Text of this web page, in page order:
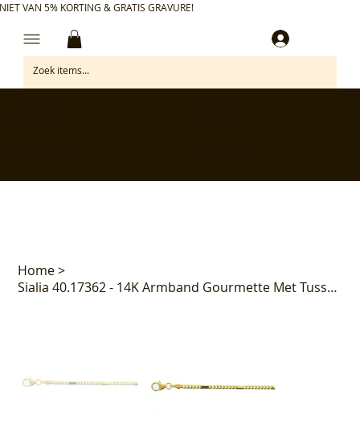
VAN 5% KORTING & GRATIS GRAVURE!
Home>
Sialia 40.17362 - 14K Armband Gourmette Met Tussenstuk 2.0mm